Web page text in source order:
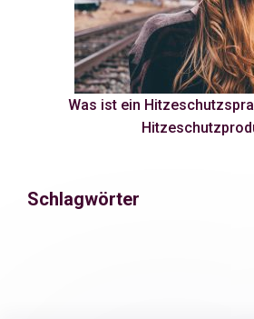
Was ist ein
Schlagwörter